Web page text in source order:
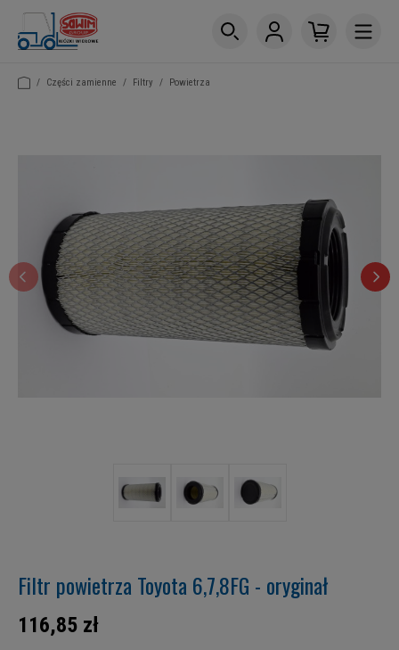
/ Części zamienne / Filtry / Powietrza
Filtr powietrza Toyota 6,7,8FG - oryginał
116,85 zł